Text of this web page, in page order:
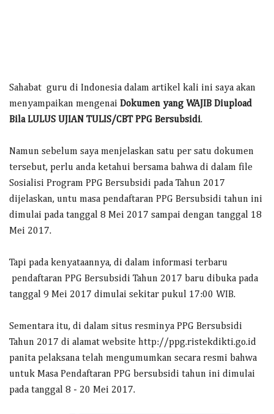
Sahabat guru di Indonesia dalam artikel kali ini saya akan
menyampaikan mengenai Dokumen yang WAJIB Diupload
Bila LULUS UJIAN TULIS/CBT PPG Bersubsidi.
Namun sebelum saya menjelaskan satu per satu dokumen
tersebut, perlu anda ketahui bersama bahwa di dalam file
Sosialisi Program PPG Bersubsidi pada Tahun 2017
dijelaskan, untu masa pendaftaran PPG Bersubsidi tahun ini
dimulai pada tanggal 8 Mei 2017 sampai dengan tanggal 18
Mei 2017.
Tapi pada kenyataannya, di dalam informasi terbaru
pendaftaran PPG Bersubsidi Tahun 2017 baru dibuka pada
tanggal 9 Mei 2017 dimulai sekitar pukul 17:00 WIB.
Sementara itu, di dalam situs resminya PPG Bersubsidi
Tahun 2017 di alamat website http://ppg.ristekdikti.go.id
panita pelaksana telah mengumumkan secara resmi bahwa
untuk Masa Pendaftaran PPG bersubsidi tahun ini dimulai
pada tanggal 8 - 20 Mei 2017.